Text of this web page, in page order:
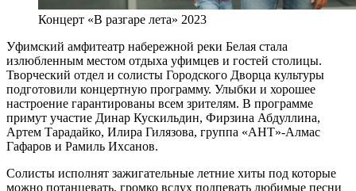
Концерт «В разгаре лета» 2023
Уфимский амфитеатр набережной реки Белая стала
излюбленным местом отдыха уфимцев и гостей столицы.
Творческий отдел и солисты Городского Дворца культуры
подготовили концертную программу. Улыбки и хорошее
настроение гарантированы всем зрителям. В программе
примут участие Динар Кускильдин, Фирзина Абдуллина,
Артем Тарадайко, Илира Гилязова, группа «АНТ»-Алмас
Гафаров и Рамиль Ихсанов.
Солисты исполнят зажигательные летние хиты под которые
можно потанцевать, громко вслух подпевать любимые песни